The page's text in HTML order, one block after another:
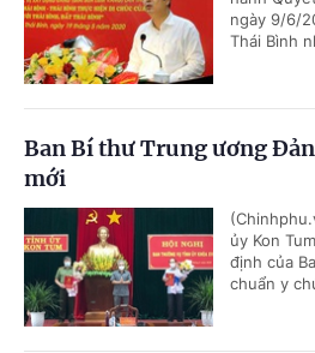
ngày 9/6/
Thái Bình
Ban Bí thư Trung ương
mới
ủy Kon
định của
chuẩn y